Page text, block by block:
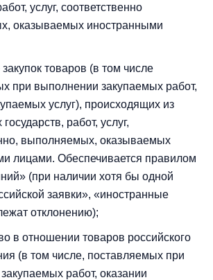
услуг, соответственно
оказываемых иностранными
товаров (в том числе
при выполнении закупаемых работ,
услуг), происходящих из
работ, услуг,
выполняемых, оказываемых
лицами. Обеспечивается правилом
(при наличии хотя бы одной
заявки», «иностранные
отклонению);
в отношении товаров российского
(в том числе, поставляемых при
работ, оказании